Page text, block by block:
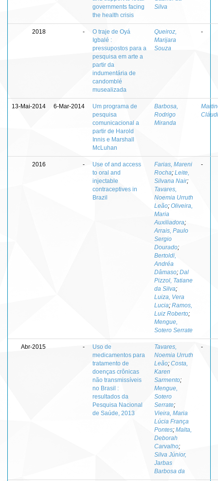
governments facing
the health crisis
Silva
2018 -
O traje de Oyá
Igbalé :
pressupostos para a
pesquisa em arte a
partir da
indumentária de
candomblé
musealizada
Queiroz,
Marijara
Souza
-
13-Mai-2014 6-Mar-2014
Um programa de
pesquisa
comunicacional a
partir de Harold
Innis e Marshall
McLuhan
Barbosa,
Rodrigo
Miranda
2016 -
Use of and access
to oral and
injectable
contraceptives in
Brazil
Farias, Mareni
Rocha; Leite,
Silvana Nair;
Tavares,
Noemia Urruth
Leão; Oliveira,
Maria
Auxiliadora;
Arrais, Paulo
Sergio
Dourado;
Bertoldi,
Andréa
Dâmaso; Dal
Pizzol, Tatiane
da Silva;
Luiza, Vera
Lucia; Ramos,
Luiz Roberto;
Mengue,
Sotero Serrate
-
Abr-2015 -
Uso de
medicamentos para
tratamento de
doenças crônicas
não transmissíveis
no Brasil :
resultados da
Pesquisa Nacional
de Saúde, 2013
Tavares,
Noemia Urruth
Leão; Costa,
Karen
Sarmento;
Mengue,
Sotero
Serrate;
Vieira, Maria
Lúcia França
Pontes; Malta,
Deborah
Carvalho;
Silva Júnior,
Jarbas
Barbosa da
-